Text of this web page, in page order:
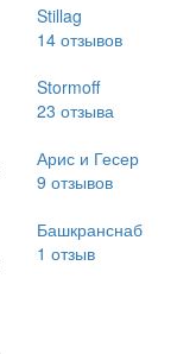
Stillag
14отзывов
Stormoff
23 отзыва
Арис и Гесер
9 отзывов
Башкранснаб
1 отзыв